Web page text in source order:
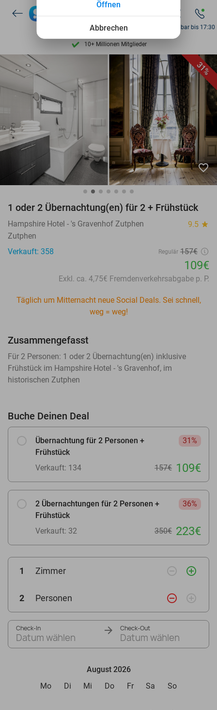
Entdecke 15.000+ Deals
7 Tage die Woche verfügbar
10+ Millionen Mitglieder
basierend auf 205.991 Bewertungen
Entdecke 15.000+ Deals
7 Tage die Woche verfügbar
10+ Millionen Mitglieder
Erreichbar bis 17:30
31%
favorite_border
1 oder 2 Übernachtung(en) für 2 + Frühstück
Hampshire Hotel - 's Gravenhof Zutphen 9.5 star
Zutphen
Verkauft: 358
Regulär 157€
109€
Exkl. ca. 4,75€ Fremdenverkehrsabgabe p. P.
Täglich um Mitternacht neue Social Deals. Sei schnell,
weg = weg!
Zusammengefasst
Für 2 Personen: 1 oder 2 Übernachtung(en) inklusive
Frühstück im Hampshire Hotel - 's Gravenhof, im
historischen Zutphen
Buche Deinen Deal
Übernachtung für 2 Personen +
Frühstück
31%
Verkauft: 134 157€ 109€
2 Übernachtungen für 2 Personen +
Frühstück
36%
Verkauft: 32 350€ 223€
1 Zimmer remove_circle_outline add_circle_outline
2 Personen remove_circle_outline add_circle_outline
Check-In
Datum wählen
Check-Out
Datum wählen
August 2026
Mo
Di Mi Do Fr Sa So
Abbrechen
Öffnen